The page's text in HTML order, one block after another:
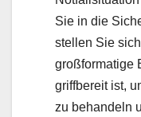
Sie in die
stellen Sie
großformatige
griffbereit ist,
zu behandeln